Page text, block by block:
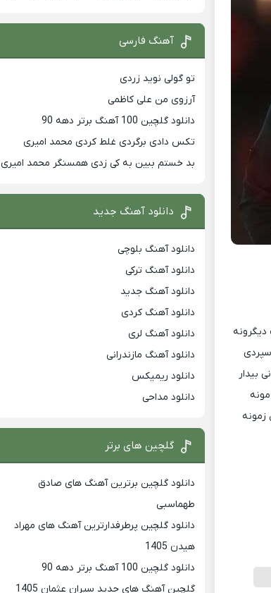
بیدار
آهنگ فارسی
تو گولی نوید زردی
آرزوی من علی کاظمی
دانلود گلچین 100 آهنگ برتر دهه 90
تکس دادی برگردی غلط کردی محمد امیری
بد خستم ببین به کی زدی همسنگر محمد امیری
دانلود آهنگ جدید
دانلود آهنگ بلوچی
دانلود آهنگ ترکی
دانلود آهنگ جدید
دانلود آهنگ کردی
دانلود آهنگ لری
دانلود آهنگ مازندرانی
دانلود ریمیکس
دانلود مداحی
گلچین های برتر
دانلود گلچین برترین آهنگ های صادق
طهماسبی
دانلود گلچین پرطرفدارترین آهنگ های مهراد
هیدن 1405
دانلود گلچین 100 آهنگ برتر دهه 90
گلچین آهنگ های جدید سیران عثمان 1405